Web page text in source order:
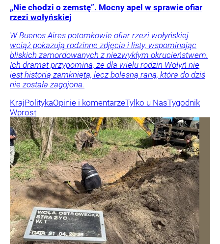
„Nie chodzi o zemstę”. Mocny apel w sprawie ofiar
rzezi wołyńskiej
W Buenos Aires potomkowie ofiar rzezi wołyńskiej
wciąż pokazują rodzinne zdjęcia i listy, wspominając
bliskich zamordowanych z niezwykłym okrucieństwem.
Ich dramat przypomina, że dla wielu rodzin Wołyń nie
jest historią zamkniętą, lecz bolesną raną, która do dziś
nie została zagojona.
KrajPolitykaOpinie i komentarzeTylko u NasTygodnik
Wprost